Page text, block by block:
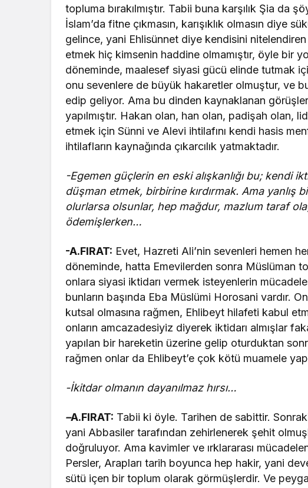
topluma bırakılmıştır. Tabii buna karşılık Şia da
İslam’da fitne çıkmasın, karışıklık olmasın diye
gelince, yani Ehlisünnet diye kendisini
etmek hiç kimsenin haddine olmamıştır, öyle bir
döneminde, maalesef siyasi gücü elinde tutmak
onu sevenlere de büyük hakaretler olmuştur, ve
edip geliyor. Ama bu dinden kaynaklanan
yapılmıştır. Hakan olan, han olan, padişah olan,
etmek için Sünni ve Alevi ihtilafını kendi hasis
ihtilafların kaynağında çıkarcılık yatmaktadır.
-Egemen güçlerin en eski alışkanlığı bu; kendi
düşman etmek, birbirine kırdırmak. Ama yanlış
olurlarsa olsunlar, hep mağdur, mazlum taraf
ödemişlerken…
-A.FIRAT: Evet, Hazreti Ali’nin sevenleri hemen
döneminde, hatta Emevilerden sonra Müslüman
onlara siyasi iktidarı vermek isteyenlerin
bunların başında Eba Müslümi Horosani vardır.
kutsal olmasına rağmen, Ehlibeyt hilafeti kabul
onların amcazadesiyiz diyerek iktidarı almışlar
yapılan bir hareketin üzerine gelip oturduktan
rağmen onlar da Ehlibeyt’e çok kötü muamele
-İkitdar olmanın dayanılmaz hırsı…
–A.FIRAT: Tabii ki öyle. Tarihen de sabittir.
yani Abbasiler tarafından zehirlenerek şehit
doğruluyor. Ama kavimler ve ırklararası
Persler, Arapları tarih boyunca hep hakir, yani
sütü içen bir toplum olarak görmüşlerdir. Ve